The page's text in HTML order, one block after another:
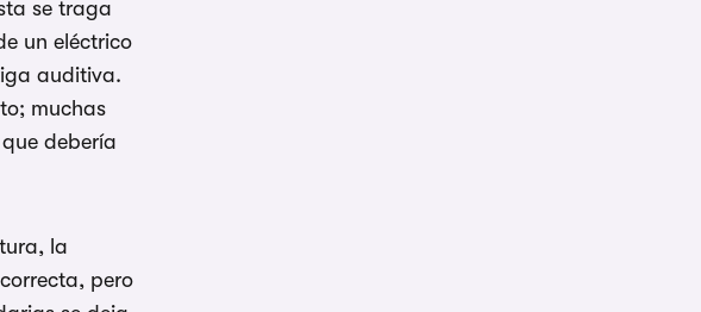
se traga
un eléctrico
auditiva.
muchas
debería
la
pero